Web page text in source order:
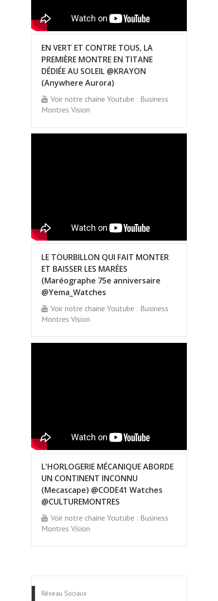
EN VERT ET CONTRE TOUS, LA
PREMIÈRE MONTRE EN TITANE
DÉDIÉE AU SOLEIL @KRAYON
(Anywhere Aurora)
Voir notre chaine Youtube : Business
Montres Vision
LE TOURBILLON QUI FAIT MONTER
ET BAISSER LES MARÉES
(Maréographe 75e anniversaire
@Yema_Watches
Voir notre chaine Youtube : Business
Montres Vision
L'HORLOGERIE MÉCANIQUE ABORDE
UN CONTINENT INCONNU
(Mecascape) @CODE41 Watches
@CULTUREMONTRES
Voir notre chaine Youtube : Business
Montres Vision
Réseau Sociaux